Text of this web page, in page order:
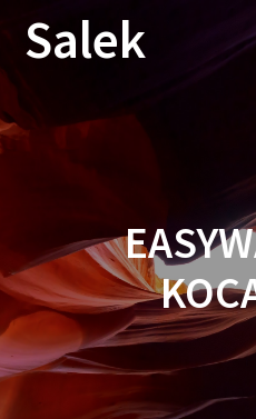
Salek